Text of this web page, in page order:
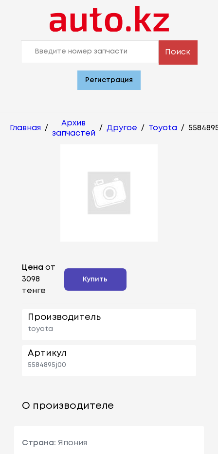
Поиск
Регистрация
Главная /
Архив
запчастей
/ Другое / Toyota /
Цена от
3098
тенге
Купить
Производитель
toyota
Артикул
5584895j00
О производителе
Страна: Япония